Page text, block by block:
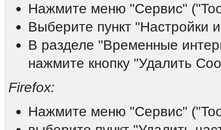
Нажмите меню "Сервис"
Выберите пункт "Настройки
В разделе "Временные
нажмите кнопку "Удалить
Firefox:
Нажмите меню "Сервис"